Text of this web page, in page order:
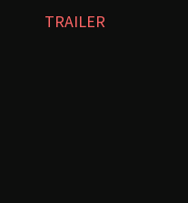
TRAILER